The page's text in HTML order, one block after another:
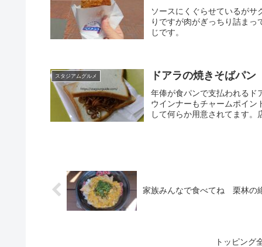
ソースにくぐらせているが
りですが肉がぎっちり詰ま
じです。
スタジアムグルメ ドアラの焼きそばパン
年俸が食パンで支払われるド
ウインナーもチャームポイン
して何らか用意されてます
家族みんなで食べてね 栗林の
トッピン